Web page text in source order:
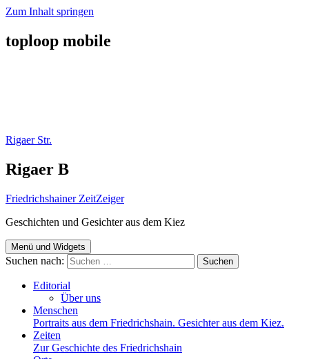
Zum Inhalt springen
toploop mobile
Rigaer Str.
Rigaer B
Friedrichshainer ZeitZeiger
Geschichten und Gesichter aus dem Kiez
Menü und Widgets
Suchen nach:
Editorial
Über uns
Menschen
Portraits aus dem Friedrichshain. Gesichter aus dem Kiez.
Zeiten
Zur Geschichte des Friedrichshain